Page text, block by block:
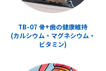
TB-07 骨+歯の健康維持
(カルシウム・マグネシウム・
ビタミン)